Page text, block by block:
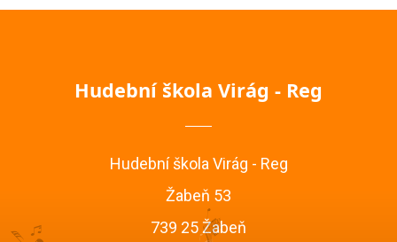
Hudební škola Virág - Reg
Hudební škola Virág - Reg
Žabeň 53
739 25 Žabeň